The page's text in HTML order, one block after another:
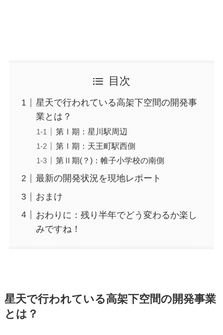
目次
星天で行われている高架下空間の開発事
業とは？
第Ⅰ期：星川駅周辺
第Ⅰ期：天王町駅西側
第Ⅱ期(？)：帷子小学校の南側
最新の開発状況を現地レポート
おまけ
おわりに：残り半年でどう変わるか楽し
みですね！
星天で行われている高架下空間の開発事業
とは？